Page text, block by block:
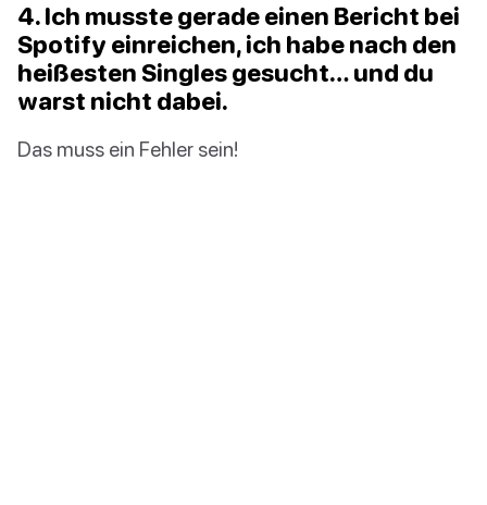
4. Ich musste gerade einen Bericht bei
Spotify einreichen, ich habe nach den
heißesten Singles gesucht… und du
warst nicht dabei.
Das muss ein Fehler sein!